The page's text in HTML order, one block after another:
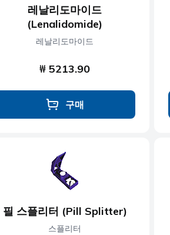
레날리도마이드
(Lenalidomide)
레날리도마이드
₩ 5213.90
구매
필 스플리터 (Pill Splitter)
스플리터